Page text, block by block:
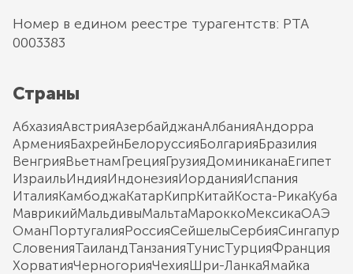
Номер в едином реестре турагентств: РТА
0003383
Страны
АбхазияАвстрияАзербайджанАлбанияАндорра
АрменияБахрейнБелоруссияБолгарияБразилия
ВенгрияВьетнамГрецияГрузияДоминиканаЕгипет
ИзраильИндияИндонезияИорданияИспания
ИталияКамбоджаКатарКипрКитайКоста-РикаКуба
МаврикийМальдивыМальтаМароккоМексикаОАЭ
ОманПортугалияРоссияСейшелыСербияСингапур
СловенияТаиландТанзанияТунисТурцияФранция
ХорватияЧерногорияЧехияШри-ЛанкаЯмайка